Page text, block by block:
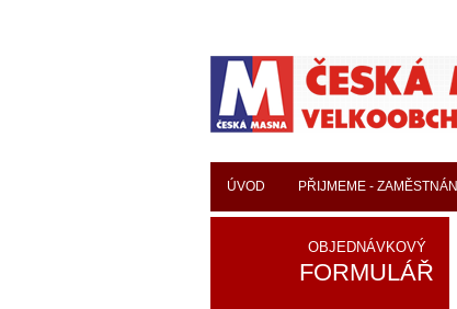
ÚVOD PŘIJMEME - ZAMĚSTNÁNÍ
OBJEDNÁVKOVÝ
FORMULÁŘ